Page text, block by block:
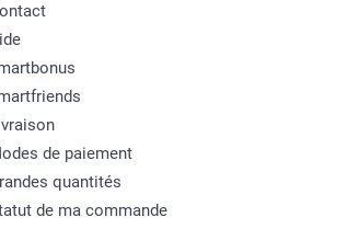
de paiement
quantités
de ma commande